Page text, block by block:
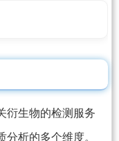
衍生物的检测服务
析的多个维度。